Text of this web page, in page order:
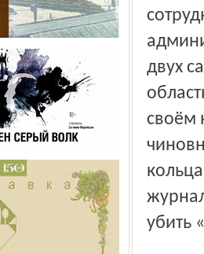
двух
своём
убить